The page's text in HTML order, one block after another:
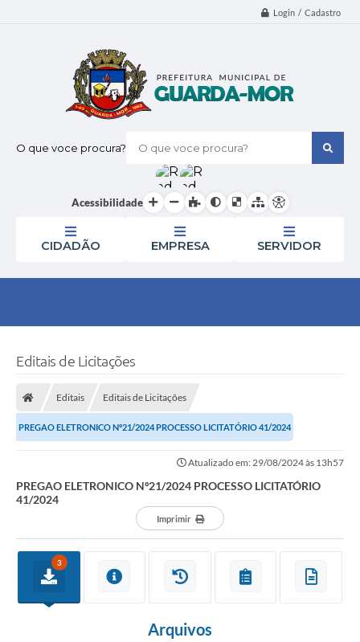
Login / Cadastro
O que voce procura?
Acessibilidade
CIDADÃO EMPRESA SERVIDOR
Editais de Licitações
Editais Editais de Licitações
PREGAO ELETRONICO Nº21/2024 PROCESSO LICITATÓRIO 41/2024
Atualizado em: 29/08/2024 às 13h57
PREGAO ELETRONICO Nº21/2024 PROCESSO LICITATÓRIO
41/2024
Imprimir
3
Arquivos